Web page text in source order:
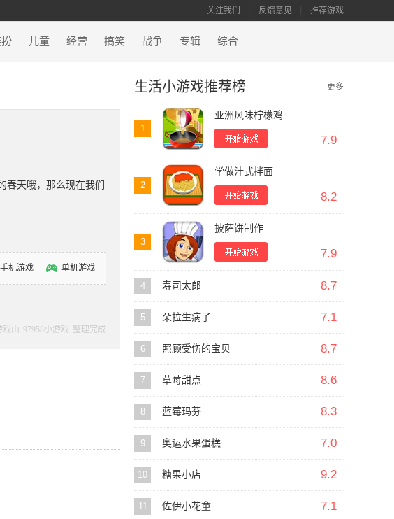
关注我们 反馈意见 推荐游戏
儿童 经营 搞笑 战争 专辑 综合
春天哦，那么现在我们
手机游戏 单机游戏
戏由 97958小游戏 整理完成
生活小游戏推荐榜 更多
1
亚洲风味柠檬鸡
7.9
2
学做汁式拌面
8.2
3
披萨饼制作
7.9
4 寿司太郎 8.7
5 朵拉生病了 7.1
6 照顾受伤的宝贝 8.7
7 草莓甜点 8.6
8 蓝莓玛芬 8.3
9 奥运水果蛋糕 7.0
10 糖果小店 9.2
11 佐伊小花童 7.1